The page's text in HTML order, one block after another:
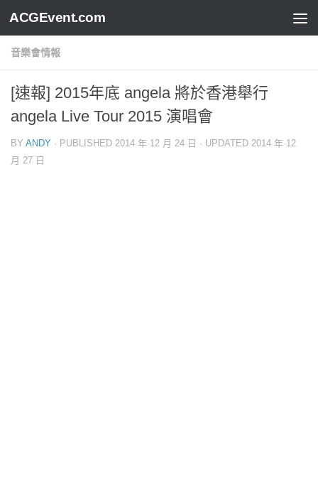
ACGEvent.com
音樂會情報
[速報] 2015年底 angela 將於香港舉行
angela Live Tour 2015 演唱會
BY ANDY · PUBLISHED 2014 年 12 月 24 日 · UPDATED 2014 年 12
月 27 日